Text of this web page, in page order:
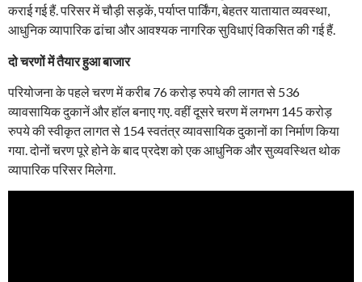
कराई गई हैं. परिसर में चौड़ी सड़कें, पर्याप्त पार्किंग, बेहतर यातायात व्यवस्था,
आधुनिक व्यापारिक ढांचा और आवश्यक नागरिक सुविधाएं विकसित की गई हैं.
दो चरणों में तैयार हुआ बाजार
परियोजना के पहले चरण में करीब 76 करोड़ रुपये की लागत से 536
व्यावसायिक दुकानें और हॉल बनाए गए. वहीं दूसरे चरण में लगभग 145 करोड़
रुपये की स्वीकृत लागत से 154 स्वतंत्र व्यावसायिक दुकानों का निर्माण किया
गया. दोनों चरण पूरे होने के बाद प्रदेश को एक आधुनिक और सुव्यवस्थित थोक
व्यापारिक परिसर मिलेगा.